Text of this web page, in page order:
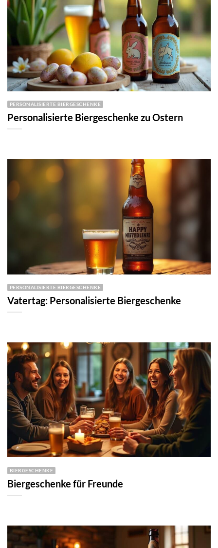
PERSONALISIERTE BIERGESCHENKE
Personalisierte Biergeschenke zu Ostern
PERSONALISIERTE BIERGESCHENKE
Vatertag: Personalisierte Biergeschenke
BIERGESCHENKE
Biergeschenke für Freunde